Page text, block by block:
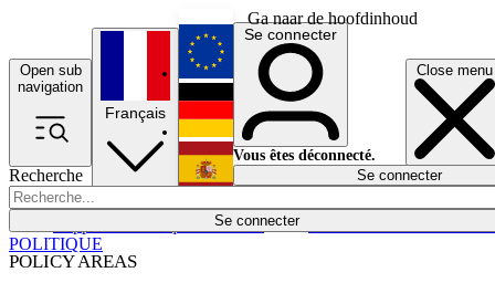
Ga naar de hoofdinhoud
Open sub
navigation
Close menu
Recherche
Se connecter
POLICY AREAS
Économie
Français
English
Deutsch
Español
Se connecter
Vous êtes déconnecté.
Se connecter
POLITIQUE